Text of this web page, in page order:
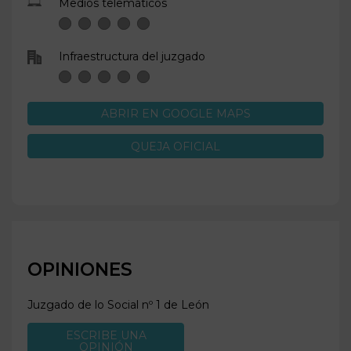
Medios telemáticos
Infraestructura del juzgado
ABRIR EN GOOGLE MAPS
QUEJA OFICIAL
OPINIONES
Juzgado de lo Social nº 1 de León
ESCRIBE UNA
OPINIÓN